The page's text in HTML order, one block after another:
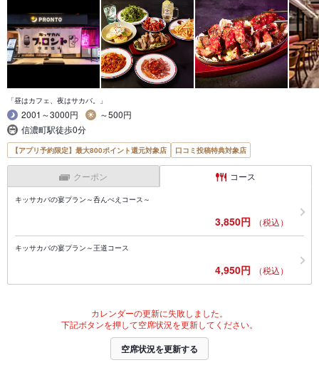
「昼はカフェ、夜はサカバ。」
2001～3000円
～500円
信濃町駅徒歩0分
【アプリ予約限定】最大800ポイント還元対象店 口コミ投稿特典対象店
クーポン コース
キッサカバの宴プラン～呑んべえコース～
3,850円 （税込）
キッサカバの宴プラン～王道コース
4,950円 （税込）
カレンダーの更新に失敗しました。
下記ボタンを押して空席状況を更新してください。
空席状況を更新する